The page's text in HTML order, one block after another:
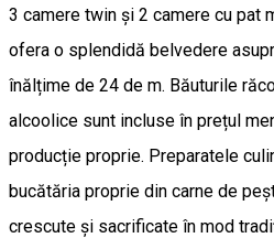
3 camere twin și 2 camere cu pat
ofera o splendidă belvedere
înălțime de 24 de m. Băuturile
alcoolice sunt incluse în prețul
producție proprie. Preparatele
bucătăria proprie din carne de
crescute și sacrificate în mod